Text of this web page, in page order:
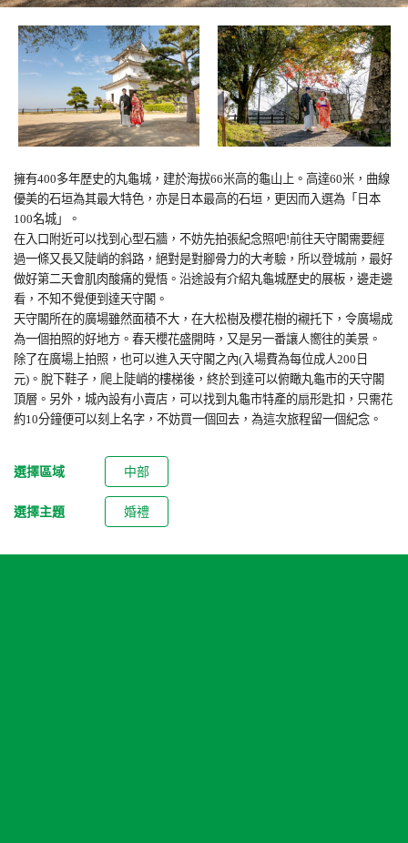
擁有400多年歷史的丸龜城，建於海拔66米高的龜山上。高達60米，曲線
優美的石垣為其最大特色，亦是日本最高的石垣，更因而入選為「日本
100名城」。
在入口附近可以找到心型石牆，不妨先拍張紀念照吧!前往天守閣需要經
過一條又長又陡峭的斜路，絕對是對腳骨力的大考驗，所以登城前，最好
做好第二天會肌肉酸痛的覺悟。沿途設有介紹丸龜城歷史的展板，邊走邊
看，不知不覺便到達天守閣。
天守閣所在的廣場雖然面積不大，在大松樹及櫻花樹的襯托下，令廣場成
為一個拍照的好地方。春天櫻花盛開時，又是另一番讓人嚮往的美景。
除了在廣場上拍照，也可以進入天守閣之內( 入場費為每位成人200 日
元) 。脫下鞋子，爬上陡峭的樓梯後，終於到達可以俯瞰丸龜市的天守閣
頂層。另外，城內設有小賣店，可以找到丸龜市特產的扇形匙扣，只需花
約10分鐘便可以刻上名字，不妨買一個回去，為這次旅程留一個紀念。
選擇區域 中部
選擇主題 婚禮